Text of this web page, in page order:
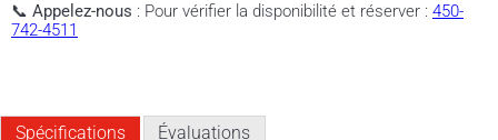
📞 Appelez-nous : Pour vérifier la disponibilité et réserver : 450-
742-4511
Spécifications Évaluations